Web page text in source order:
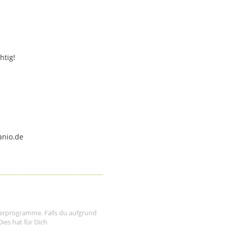
Falls du aufgrund
hat für Dich